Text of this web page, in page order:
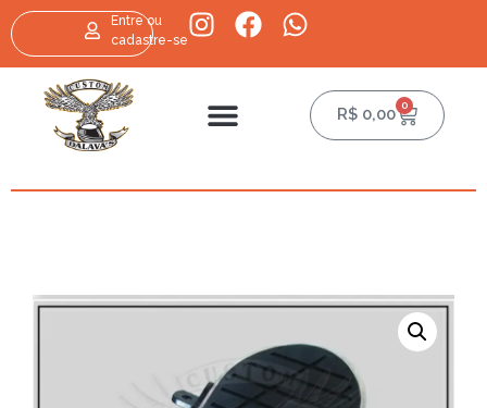
Entre ou
cadastre-se
R$ 0,00 0